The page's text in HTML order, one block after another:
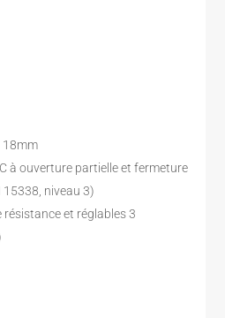
18mm
à ouverture partielle et fermeture
niveau 3)
et réglables 3